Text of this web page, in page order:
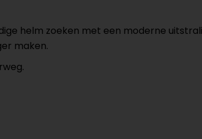
helm zoeken met een moderne
maken.